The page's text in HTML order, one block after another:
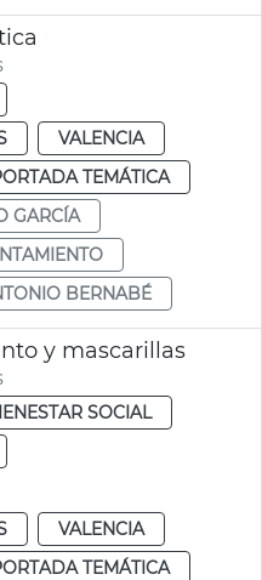
VALENCIA
TEMÁTICA
GARCÍA
BERNABÉ
y mascarillas
SOCIAL
VALENCIA
TEMÁTICA